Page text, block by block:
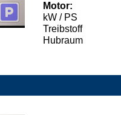
Motor:
kW / PS
Treibstoff
Hubraum